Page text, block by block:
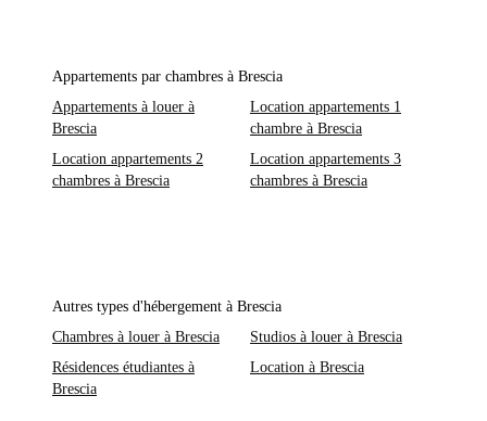
Appartements par chambres à Brescia
Appartements à louer à
Brescia
Location appartements 1
chambre à Brescia
Location appartements 2
chambres à Brescia
Location appartements 3
chambres à Brescia
Autres types d'hébergement à Brescia
Chambres à louer à Brescia
Studios à louer à Brescia
Résidences étudiantes à
Brescia
Location à Brescia